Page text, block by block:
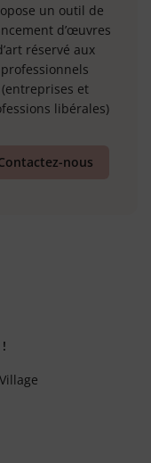
un outil de
d’œuvres
réservé aux
professionnels
(entreprises et
libérales)
nous